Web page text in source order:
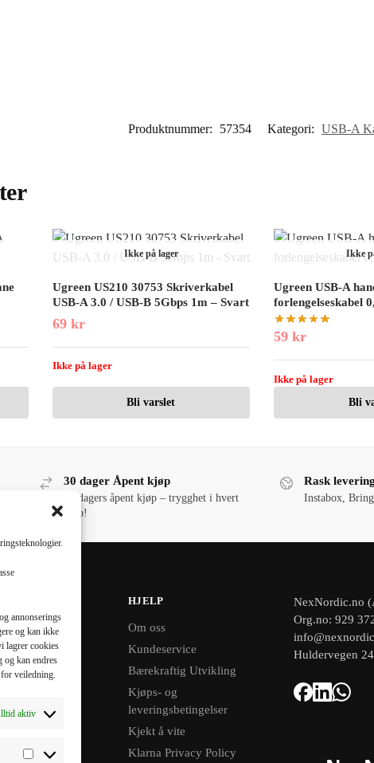
annonserings
og kan ikke
lagrer cookies
og kan endres
veiledning.
aktiv
Produktnummer: 57354 Kategori: USB-A
Ikke på lager
Ugreen US210 30753 Skriverkabel
USB-A 3.0 / USB-B 5Gbps 1m – Svart
69 kr
Ikke på lager
Bli varslet
Ikke
Ugreen USB-A
forlengelseskabel
59kr
Ikke på lager
Bli
30 dager Åpent kjøp
30 dagers åpent kjøp – trygghet i hvert
kjøp!
Rask levering
Instabox, Bring
Pro Max
Pro
S25 Plus
HJELP
Om oss
Kundeservice
Bærekraftig Utvikling
Kjøps- og
leveringsbetingelser
Kjekt å vite
Klarna Privacy Policy
NexNordic.no
Org.no: 929
Huldervegen